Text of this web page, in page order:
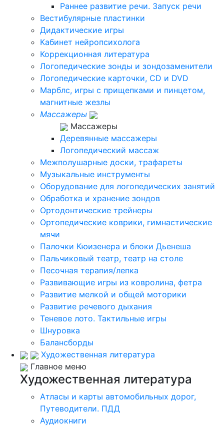
Раннее развитие речи. Запуск речи
Вестибулярные пластинки
Дидактические игры
Кабинет нейропсихолога
Коррекционная литература
Логопедические зонды и зондозаменители
Логопедические карточки, CD и DVD
Марблс, игры с прищепками и пинцетом,
магнитные жезлы
Массажеры
Массажеры
Деревянные массажеры
Логопедический массаж
Межполушарные доски, трафареты
Музыкальные инструменты
Оборудование для логопедических занятий
Обработка и хранение зондов
Ортодонтические трейнеры
Ортопедические коврики, гимнастические
мячи
Палочки Кюизенера и блоки Дьенеша
Пальчиковый театр, театр на столе
Песочная терапия/лепка
Развивающие игры из ковролина, фетра
Развитие мелкой и общей моторики
Развитие речевого дыхания
Теневое лото. Тактильные игры
Шнуровка
Балансборды
Художественная литература
Главное меню
Художественная литература
Атласы и карты автомобильных дорог,
Путеводители. ПДД
Аудиокниги